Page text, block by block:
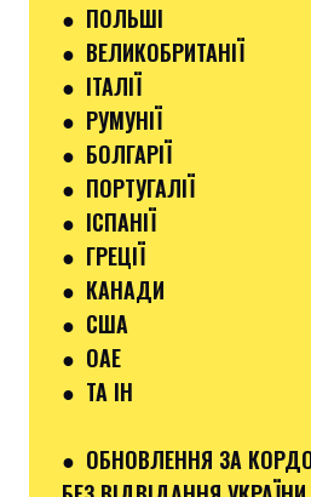
● ПОЛЬШІ
● ВЕЛИКОБРИТАНІЇ
● ІТАЛІЇ
● РУМУНІЇ
● БОЛГАРІЇ
● ПОРТУГАЛІЇ
● ІСПАНІЇ
● ГРЕЦІЇ
● КАНАДИ
● США
● ОАЕ
● ТА ІН
● ОБНОВЛЕННЯ ЗА